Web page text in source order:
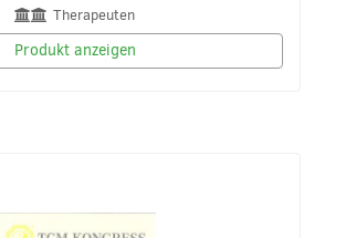
Therapeuten
Produkt anzeigen